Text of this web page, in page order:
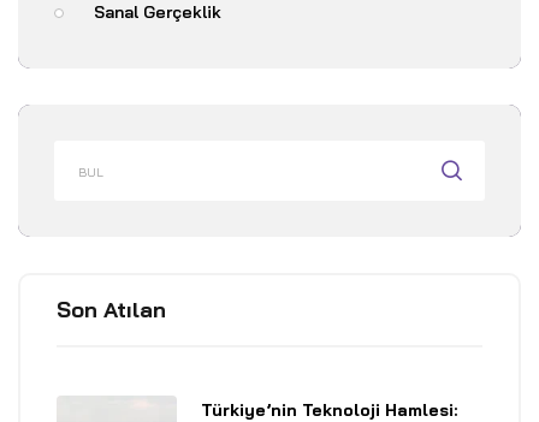
Sanal Gerçeklik
Son Atılan
Türkiye’nin Teknoloji Hamlesi: